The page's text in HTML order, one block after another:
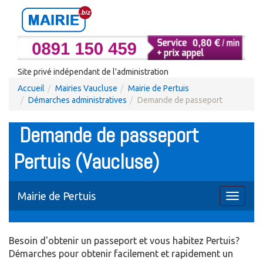
Site privé indépendant de l'administration
Accueil
Mairies Vaucluse
Mairie de Pertuis
Démarches administratives
Demande de passeport
Demande de passeport
Pertuis (Vaucluse)
Toggle
Mairie de Pertuis
Besoin d'obtenir un passeport et vous habitez Pertuis?
Démarches pour obtenir facilement et rapidement un